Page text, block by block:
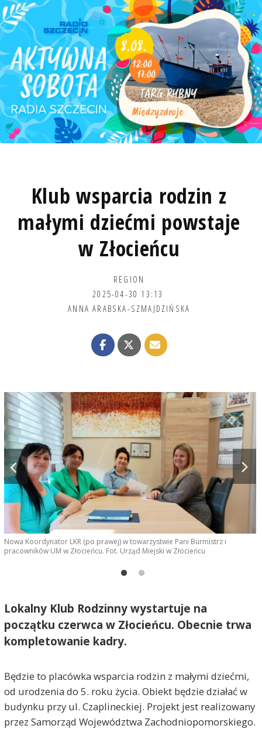
Klub wsparcia rodzin z
małymi dziećmi powstaje
w Złocieńcu
REGION
2025-04-30 13:13
ANNA ARABSKA-SZMAJDZIŃSKA
Nowa Koordynator LKR (po prawej) w towarzystwie Pani Burmistrz i
pracowników UM w Złocieńcu. Fot. Urząd Miejski w Złocieńcu
Lokalny Klub Rodzinny wystartuje na
początku czerwca w Złocieńcu. Obecnie trwa
kompletowanie kadry.
Będzie to placówka wsparcia rodzin z małymi dziećmi,
od urodzenia do 5. roku życia. Obiekt będzie działać w
budynku przy ul. Czaplineckiej. Projekt jest realizowany
przez Samorząd Województwa Zachodniopomorskiego.